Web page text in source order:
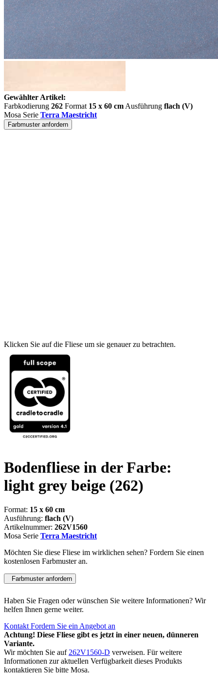
Gewählter Artikel:
Farbkodierung 262 Format 15 x 60 cm Ausführung flach (V)
Mosa Serie Terra Maestricht
Farbmuster anfordern
Klicken Sie auf die Fliese um sie genauer zu betrachten.
Bodenfliese in der Farbe:
light grey beige (262)
Format: 15 x 60 cm
Ausführung: flach (V)
Artikelnummer: 262V1560
Mosa Serie Terra Maestricht
Möchten Sie diese Fliese im wirklichen sehen? Fordern Sie einen
kostenlosen Farbmuster an.
Farbmuster anfordern
Haben Sie Fragen oder wünschen Sie weitere Informationen? Wir
helfen Ihnen gerne weiter.
Kontakt Fordern Sie ein Angebot an
Achtung! Diese Fliese gibt es jetzt in einer neuen, dünneren
Variante.
Wir möchten Sie auf 262V1560-D verweisen. Für weitere
Informationen zur aktuellen Verfügbarkeit dieses Produkts
kontaktieren Sie bitte Mosa.